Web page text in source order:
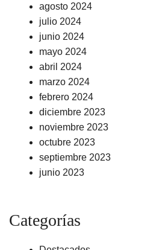
agosto 2024
julio 2024
junio 2024
mayo 2024
abril 2024
marzo 2024
febrero 2024
diciembre 2023
noviembre 2023
octubre 2023
septiembre 2023
junio 2023
Categorías